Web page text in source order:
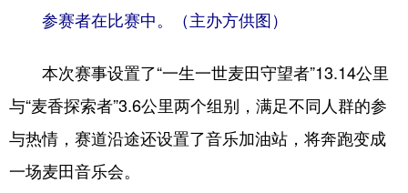
浙江 安徽 福建 江西
山东 河南 湖北 湖南
广东 广西 海南 重庆
参赛者在比赛中。（主办方供图）
本次赛事设置了“一生一世麦田守望者”13.14公里
与“麦香探索者”3.6公里两个组别，满足不同人群的参
与热情，赛道沿途还设置了音乐加油站，将奔跑变成
一场麦田音乐会。